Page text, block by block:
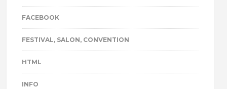
FACEBOOK
FESTIVAL, SALON, CONVENTION
HTML
INFO